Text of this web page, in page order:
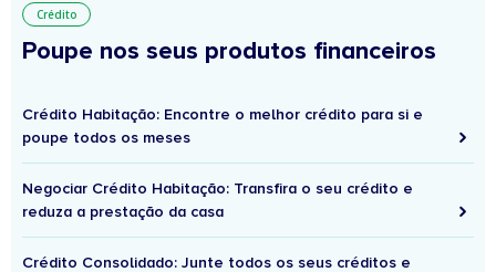
Crédito
Poupe nos seus produtos financeiros
Crédito Habitação: Encontre o melhor crédito para si e
poupe todos os meses
Negociar Crédito Habitação: Transfira o seu crédito e
reduza a prestação da casa
Crédito Consolidado: Junte todos os seus créditos e